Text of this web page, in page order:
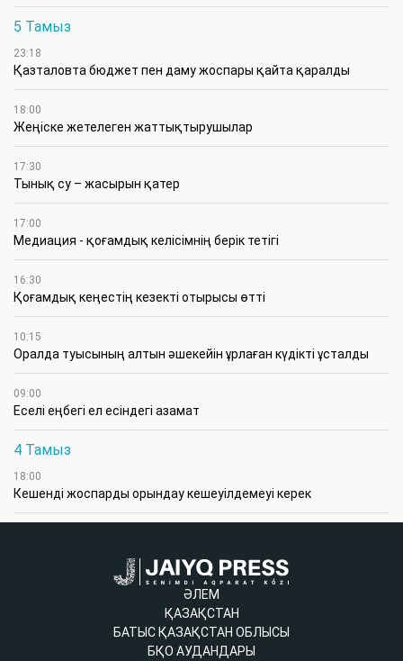
5 Тамыз
23:18
Қазталовта бюджет пен даму жоспары қайта қаралды
18:00
Жеңіске жетелеген жаттықтырушылар
17:30
Тынық су – жасырын қатер
17:00
Медиация - қоғамдық келісімнің берік тетігі
16:30
Қоғамдық кеңестің кезекті отырысы өтті
10:15
Оралда туысының алтын әшекейін ұрлаған күдікті ұсталды
09:00
Еселі еңбегі ел есіндегі азамат
4 Тамыз
18:00
Кешенді жоспарды орындау кешеуілдемеуі керек
ӘЛЕМ
ҚАЗАҚСТАН
БАТЫС ҚАЗАҚСТАН ОБЛЫСЫ
БҚО АУДАНДАРЫ